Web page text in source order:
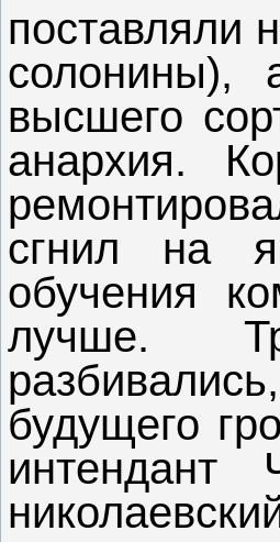
поставляли
солонины),
высшего
анархия.
сгнил на
обучения
лучше.
будущего